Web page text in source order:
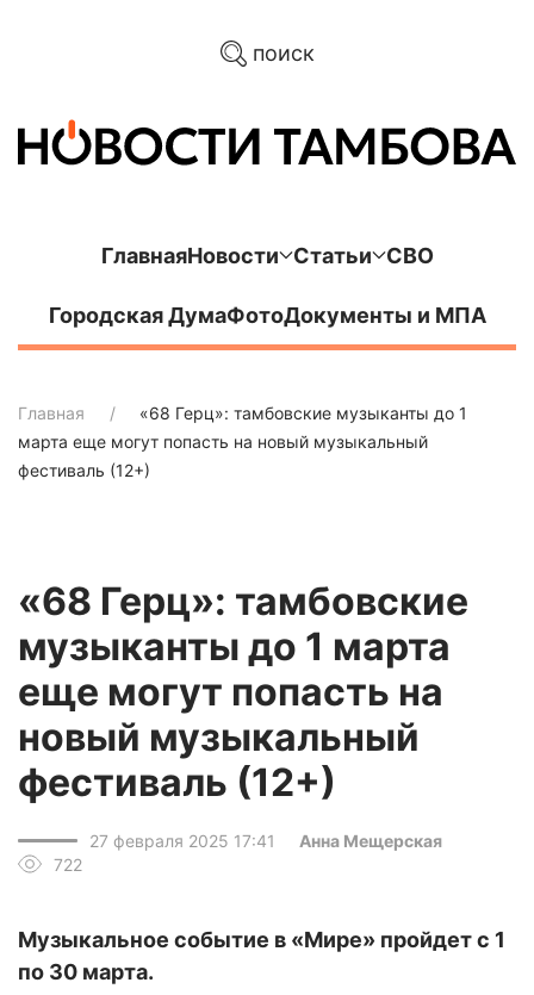
поиск
ГлавнаяНовости Статьи СВО
Городская ДумаФотоДокументы и МПА
Главная
«68 Герц»: тамбовские музыканты до 1
марта еще могут попасть на новый музыкальный
фестиваль (12+)
«68 Герц»: тамбовские
музыканты до 1 марта
еще могут попасть на
новый музыкальный
фестиваль (12+)
27 февраля 2025 17:41
Анна Мещерская
722
Музыкальное событие в «Мире» пройдет с 1
по 30 марта.